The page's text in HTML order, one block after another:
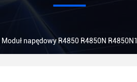
napędowy R4850 R4850N R4850N1